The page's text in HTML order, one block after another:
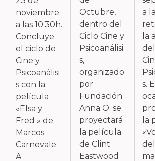
noviembre
a las 10:30h.
Concluye
el ciclo de
Cine y
Psicoanálisi
s con la
película
«Elsa y
Fred » de
Marcos
Carnevale.
A
Octubre,
dentro del
Ciclo Cine y
Psicoanálisi
s,
organizado
por
Fundación
Anna O. se
proyectará
la película
de Clint
Eastwood
a
la
s.
la